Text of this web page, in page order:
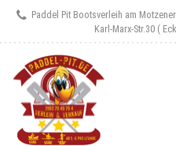
Paddel Pit Bootsverleih am
Karl-Marx-Str.30 (